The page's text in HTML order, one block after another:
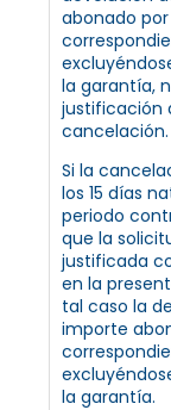
abonado
la garantía,
justificación
cancelación.
Si la
los 15 días
periodo
que la
justificada
en la
tal caso la
importe
la garantía.